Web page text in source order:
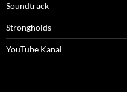
Soundtrack
Strongholds
YouTube Kanal